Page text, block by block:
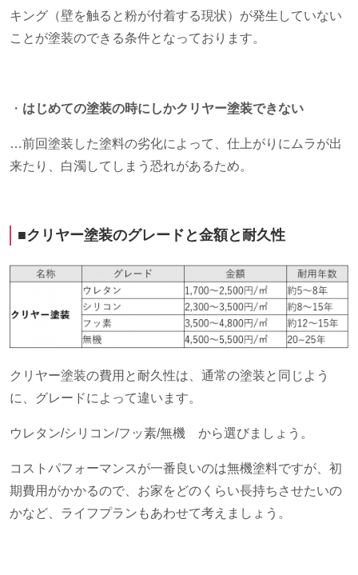
キング（壁を触ると粉が付着する現状）が発生していない
ことが塗装のできる条件となっております。
・ はじめての塗装の時にしかクリヤー塗装できない
…前回塗装した塗料の劣化によって、仕上がりにムラが出
来たり、白濁してしまう恐れがあるため。
■クリヤー塗装のグレードと金額と耐久性
クリヤー塗装の費用と耐久性は、通常の塗装と同じよう
に、グレードによって違います。
ウレタン/シリコン/フッ素/無機 から選びましょう。
コストパフォーマンスが一番良いのは無機塗料ですが、初
期費用がかかるので、お家をどのくらい長持ちさせたいの
かなど、ライフプランもあわせて考えましょう。